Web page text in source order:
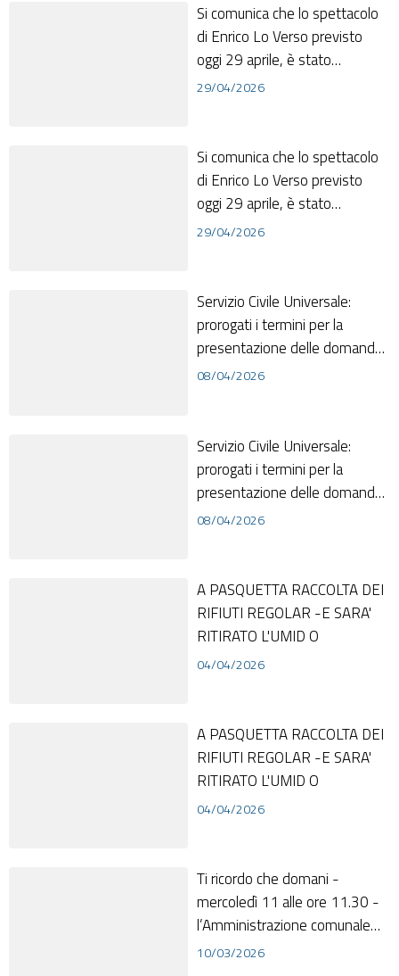
Si comunica che lo spettacolo
di Enrico Lo Verso previsto
oggi 29 aprile, è stato
posticipato al 13 e 14 luglio
29/04/2026
Si comunica che lo spettacolo
di Enrico Lo Verso previsto
oggi 29 aprile, è stato
posticipato al 13 e 14 luglio
29/04/2026
Servizio Civile Universale:
prorogati i termini per la
presentazione delle domande
- Si rende noto che il
08/04/2026
Servizio Civile Universale:
prorogati i termini per la
presentazione delle domande
- Si rende noto che il
08/04/2026
A PASQUETTA RACCOLTA DEI
RIFIUTI REGOLAR -E SARA'
RITIRATO L'UMID O
04/04/2026
A PASQUETTA RACCOLTA DEI
RIFIUTI REGOLAR -E SARA'
RITIRATO L'UMID O
04/04/2026
Ti ricordo che domani -
mercoledì 11 alle ore 11.30 -
l’Amministrazione comunale
presenterà ufficialmente
10/03/2026